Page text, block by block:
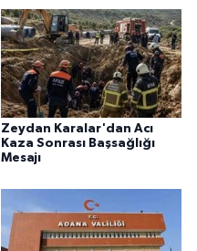
Zeydan Karalar'dan Acı
Kaza Sonrası Başsağlığı
Mesajı